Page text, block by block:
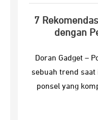
7
dengan
Doran Gadget –
sebuah trend
ponsel yang